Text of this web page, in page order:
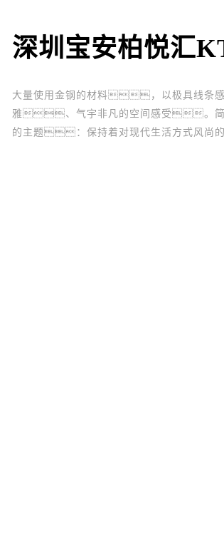
深圳宝安柏悦汇
大量使用金钢的材料，以极具线条
雅、气宇非凡的空间感受。简
的主题：保持着对现代生活方式风尚